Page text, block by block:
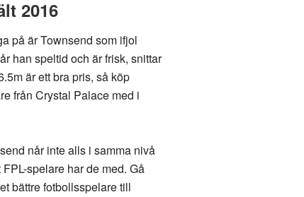
2016
på är Townsend som ifjol
han speltid och är frisk, snittar
är ett bra pris, så köp
från Crystal Palace med i
når inte alls i samma nivå
spelare har de med. Gå
bättre fotbollsspelare till